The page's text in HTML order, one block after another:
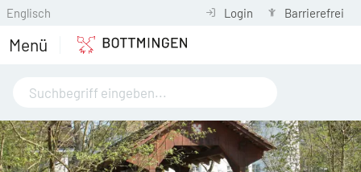
Englisch Login Barrierefrei
Menü